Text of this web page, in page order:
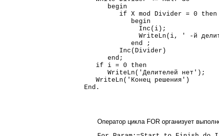
begin
if X mod Divider = 0 then
begin
Inc(i); {увеличение
WriteLn(i, ' -й делитель
end ;
Inc(Divider)
end;
if i = 0 then
WriteLn('Делителей нет');
WriteLn('Конец решения')
End.
Оператор цикла FOR организует